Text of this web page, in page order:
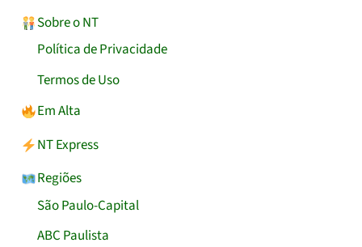
Sobre o NT
Política de Privacidade
Termos de Uso
Em Alta
NT Express
Regiões
São Paulo-Capital
ABC Paulista